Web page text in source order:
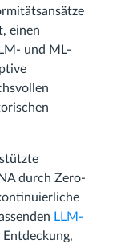
einen
und ML-
durch Zero-
LLM-